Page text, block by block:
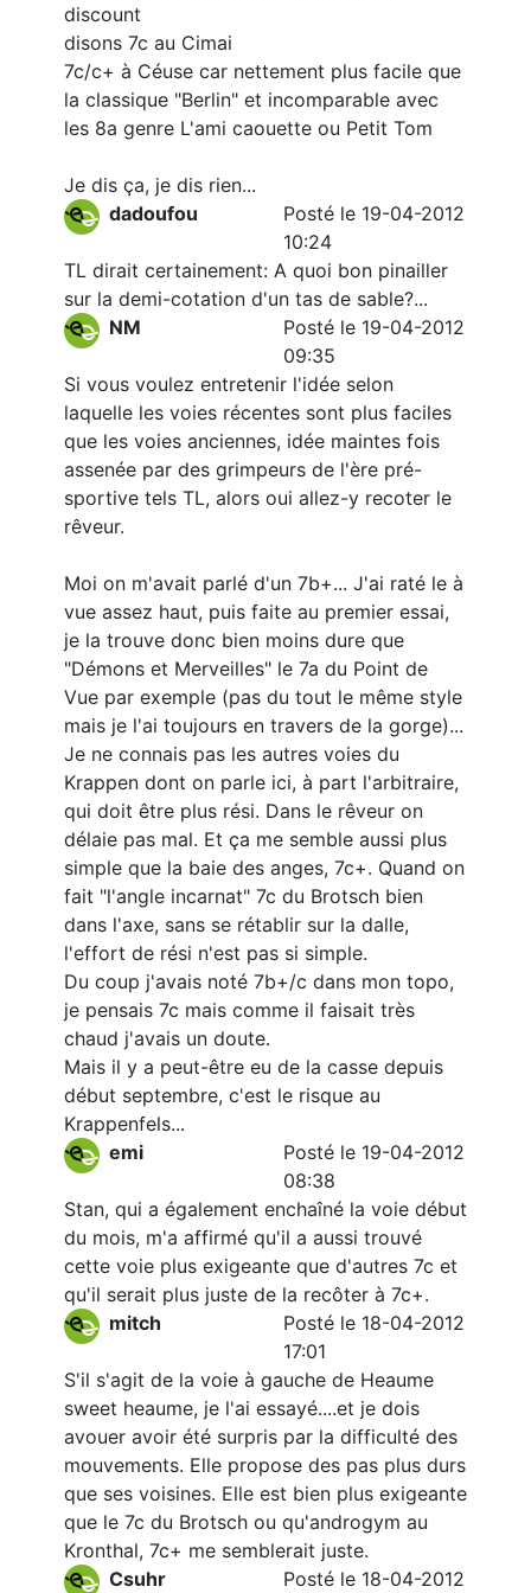
discount
disons 7c au Cimai
7c/c+ à Céuse car nettement plus facile que
la classique "Berlin" et incomparable avec
les 8a genre L'ami caouette ou Petit Tom
Je dis ça, je dis rien...
dadoufou
Posté le 19-04-2012
10:24
TL dirait certainement: A quoi bon pinailler
sur la demi-cotation d'un tas de sable?...
NM
Posté le 19-04-2012
09:35
Si vous voulez entretenir l'idée selon
laquelle les voies récentes sont plus faciles
que les voies anciennes, idée maintes fois
assenée par des grimpeurs de l'ère pré-
sportive tels TL, alors oui allez-y recoter le
rêveur.
Moi on m'avait parlé d'un 7b+... J'ai raté le à
vue assez haut, puis faite au premier essai,
je la trouve donc bien moins dure que
"Démons et Merveilles" le 7a du Point de
Vue par exemple (pas du tout le même style
mais je l'ai toujours en travers de la gorge)...
Je ne connais pas les autres voies du
Krappen dont on parle ici, à part l'arbitraire,
qui doit être plus rési. Dans le rêveur on
délaie pas mal. Et ça me semble aussi plus
simple que la baie des anges, 7c+. Quand on
fait "l'angle incarnat" 7c du Brotsch bien
dans l'axe, sans se rétablir sur la dalle,
l'effort de rési n'est pas si simple.
Du coup j'avais noté 7b+/c dans mon topo,
je pensais 7c mais comme il faisait très
chaud j'avais un doute.
Mais il y a peut-être eu de la casse depuis
début septembre, c'est le risque au
Krappenfels...
emi
Posté le 19-04-2012
08:38
Stan, qui a également enchaîné la voie début
du mois, m'a affirmé qu'il a aussi trouvé
cette voie plus exigeante que d'autres 7c et
qu'il serait plus juste de la recôter à 7c+.
mitch
Posté le 18-04-2012
17:01
S'il s'agit de la voie à gauche de Heaume
sweet heaume, je l'ai essayé....et je dois
avouer avoir été surpris par la difficulté des
mouvements. Elle propose des pas plus durs
que ses voisines. Elle est bien plus exigeante
que le 7c du Brotsch ou qu'androgym au
Kronthal, 7c+ me semblerait juste.
Csuhr
Posté le 18-04-2012